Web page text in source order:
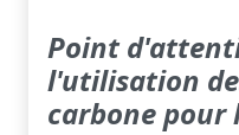
Point
l'utilisation
carbone